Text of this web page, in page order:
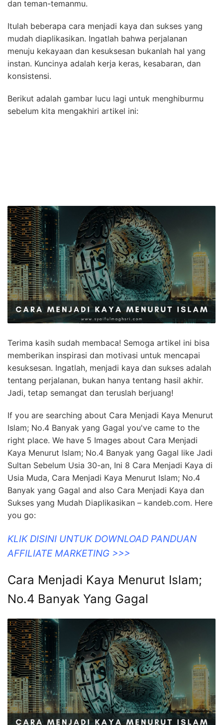
dan teman-temanmu.
Itulah beberapa cara menjadi kaya dan sukses yang
mudah diaplikasikan. Ingatlah bahwa perjalanan
menuju kekayaan dan kesuksesan bukanlah hal yang
instan. Kuncinya adalah kerja keras, kesabaran, dan
konsistensi.
Berikut adalah gambar lucu lagi untuk menghiburmu
sebelum kita mengakhiri artikel ini:
Terima kasih sudah membaca! Semoga artikel ini bisa
memberikan inspirasi dan motivasi untuk mencapai
kesuksesan. Ingatlah, menjadi kaya dan sukses adalah
tentang perjalanan, bukan hanya tentang hasil akhir.
Jadi, tetap semangat dan teruslah berjuang!
If you are searching about Cara Menjadi Kaya Menurut
Islam; No.4 Banyak yang Gagal you've came to the
right place. We have 5 Images about Cara Menjadi
Kaya Menurut Islam; No.4 Banyak yang Gagal like Jadi
Sultan Sebelum Usia 30-an, Ini 8 Cara Menjadi Kaya di
Usia Muda, Cara Menjadi Kaya Menurut Islam; No.4
Banyak yang Gagal and also Cara Menjadi Kaya dan
Sukses yang Mudah Diaplikasikan – kandeb.com. Here
you go:
KLIK DISINI UNTUK DOWNLOAD PANDUAN
AFFILIATE MARKETING >>>
Cara Menjadi Kaya Menurut Islam;
No.4 Banyak Yang Gagal